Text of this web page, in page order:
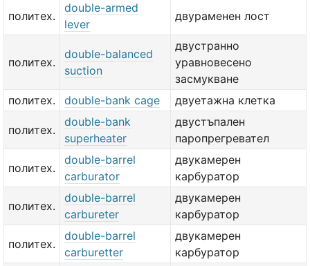
политех.
double-armed
lever
двураменен лост
политех.
double-balanced
suction
двустранно
уравновесено
засмукване
политех.
double-bank cage двуетажна клетка
политех.
double-bank
superheater
двустъпален
паропрегревател
политех.
double-barrel
carburator
двукамерен
карбуратор
политех.
double-barrel
carbureter
двукамерен
карбуратор
политех.
double-barrel
carburetter
двукамерен
карбуратор